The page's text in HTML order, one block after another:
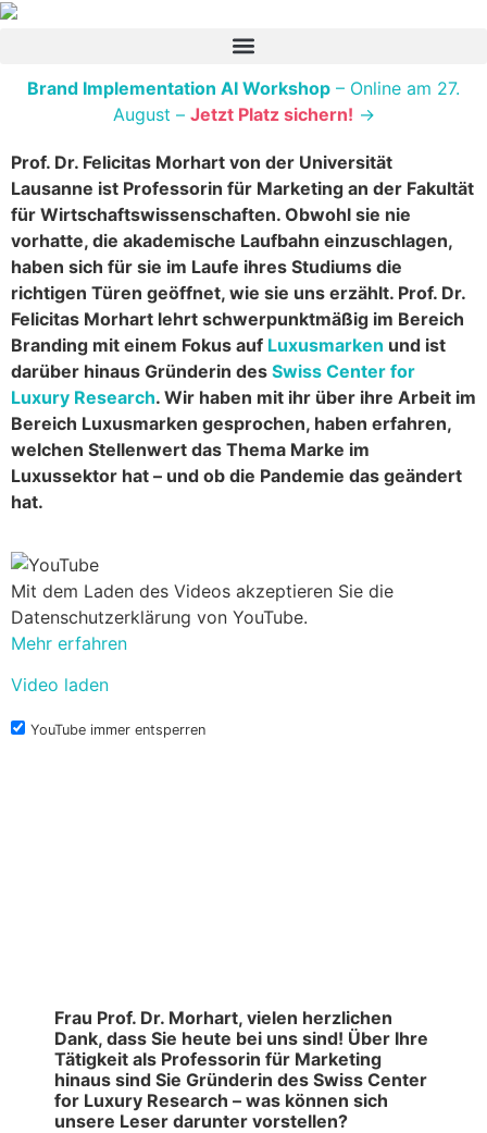
Brand Implementation AI Workshop – Online am 27.
August – Jetzt Platz sichern! →
Prof. Dr. Felicitas Morhart von der Universität
Lausanne ist Professorin für Marketing an der Fakultät
für Wirtschaftswissenschaften. Obwohl sie nie
vorhatte, die akademische Laufbahn einzuschlagen,
haben sich für sie im Laufe ihres Studiums die
richtigen Türen geöffnet, wie sie uns erzählt. Prof. Dr.
Felicitas Morhart lehrt schwerpunktmäßig im Bereich
Branding mit einem Fokus auf Luxusmarken und ist
darüber hinaus Gründerin des Swiss Center for
Luxury Research. Wir haben mit ihr über ihre Arbeit im
Bereich Luxusmarken gesprochen, haben erfahren,
welchen Stellenwert das Thema Marke im
Luxussektor hat – und ob die Pandemie das geändert
hat.
Mit dem Laden des Videos akzeptieren Sie die
Datenschutzerklärung von YouTube.
Mehr erfahren
Video laden
YouTube immer entsperren
Frau Prof. Dr. Morhart, vielen herzlichen
Dank, dass Sie heute bei uns sind! Über Ihre
Tätigkeit als Professorin für Marketing
hinaus sind Sie Gründerin des Swiss Center
for Luxury Research – was können sich
unsere Leser darunter vorstellen?